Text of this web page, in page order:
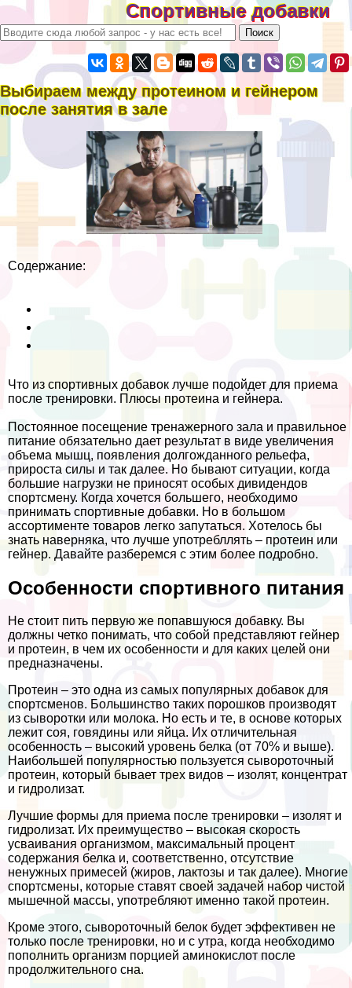
Спортивные добавки
Выбираем между протеином и гeйнером
после занятия в зале
Cодержание:
Что из спортивных добавок лучше подойдет для приема
после тренировки. Плюсы протеина и гeйнера.
Постоянное посещение тренажерного зала и правильное
питание обязательно дает результат в виде увеличения
объема мышц, появления долгожданного рельефа,
прироста силы и так далее. Но бывают ситуации, когда
большие нагрузки не приносят особых дивидендов
спортсмену. Когда хочется большего, необходимо
принимать спортивные добавки. Но в большом
ассортименте товаров легко запутаться. Хотелось бы
знать наверняка, что лучше употрeбллять – протеин или
гeйнер. Давайте разберемся с этим более подробно.
Особенности спортивного питания
Не стоит пить первую же попавшуюся добавку. Вы
должны четко понимать, что собой представляют гeйнер
и протеин, в чем их особенности и для каких целей они
предназначены.
Протеин – это одна из самых популярных добавок для
спортсменов. Большинство таких порошков производят
из сыворотки или молока. Но есть и те, в основе которых
лежит соя, говядины или яйца. Их отличительная
особенность – высокий уровень белка (от 70% и выше).
Наибольшей популярностью пользуется сывороточный
протеин, который бывает трех видов – изолят, концентрат
и гидролизат.
Лучшие формы для приема после тренировки – изолят и
гидролизат. Их преимущество – высокая скорость
усваивания организмом, максимальный процент
содержания белка и, соответственно, отсутствие
ненужных примесей (жиров, лактозы и так далее). Многие
спортсмены, которые ставят своей задачей набор чистой
мышечной массы, употрeбляют именно такой протеин.
Кроме этого, сывороточный белок будет эффективен не
только после тренировки, но и с утра, когда необходимо
пополнить организм порцией аминокислот после
продолжительного сна.